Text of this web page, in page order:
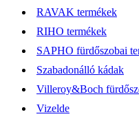
RAVAK termékek
RIHO termékek
SAPHO fürdőszobai
Szabadonálló kádak
Villeroy&Boch
Vizelde